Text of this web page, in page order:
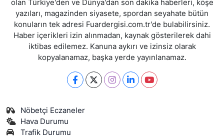
olan Türkiye'den ve Dünya'dan son dakika haberleri, köşe
yazıları, magazinden siyasete, spordan seyahate bütün
konuların tek adresi Fuardergisi.com.tr'de bulabilirsiniz.
Haber içerikleri izin alınmadan, kaynak gösterilerek dahi
iktibas edilemez. Kanuna aykırı ve izinsiz olarak
kopyalanamaz, başka yerde yayınlanamaz.
Nöbetçi Eczaneler
Hava Durumu
Trafik Durumu